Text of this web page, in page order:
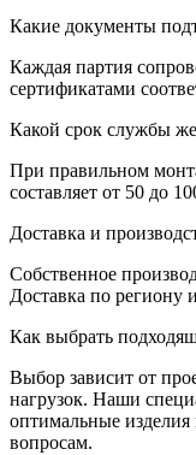
Какие документы
Каждая партия
сертификатами
Какой срок службы
При правильном
составляет от 50 до
Доставка и
Собственное
Доставка по региону
Как выбрать
Выбор зависит от
нагрузок. Наши
оптимальные
вопросам.